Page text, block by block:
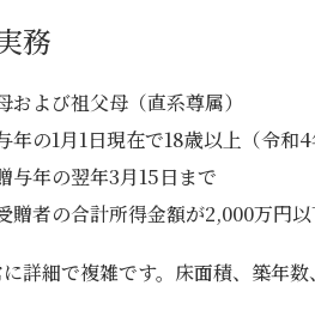
務
および祖父母（直系尊属）
年の1月1日現在で18歳以上（令和
与年の翌年3月15日まで
贈者の合計所得金額が2,000万円
詳細で複雑です。床面積、築年